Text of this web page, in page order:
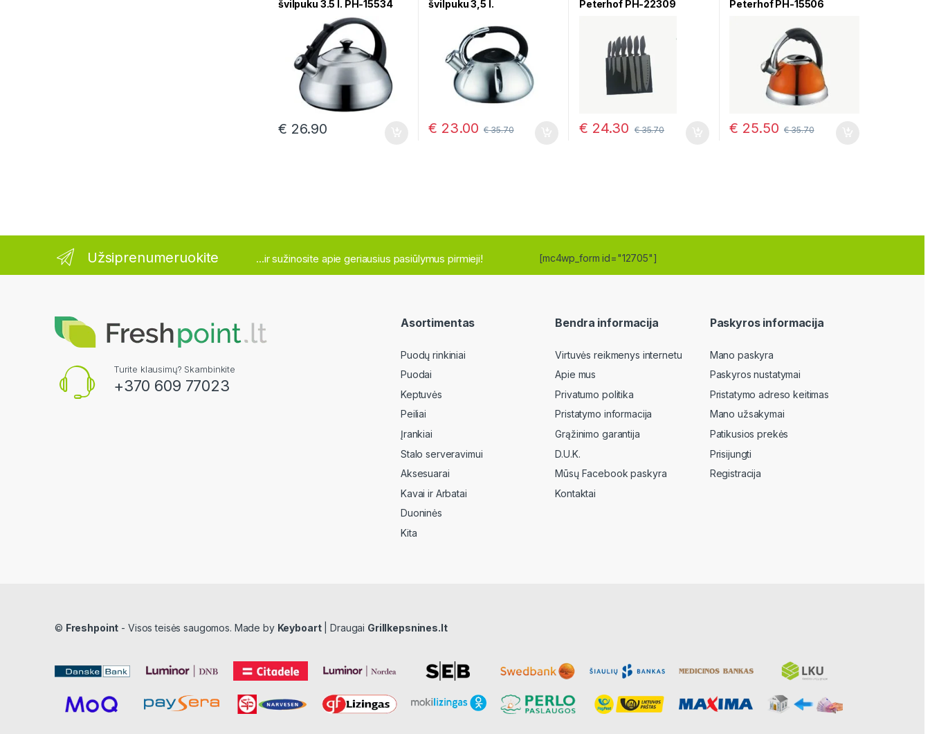
švilpuku 3.5 l. PH-15534
€ 26.90
švilpuku 3,5 l.
€ 23.00 €35.70
Peterhof PH-22309
€ 24.30 €35.70
Peterhof PH-15506
€ 25.50 €35.70
Užsiprenumeruokite ...ir sužinosite apie geriausius pasiūlymus pirmieji! [mc4wp_form id="12705"]
Turite klausimų? Skambinkite
+370 609 77023
Asortimentas
Puodų rinkiniai
Puodai
Keptuvės
Peiliai
Įrankiai
Stalo serveravimui
Aksesuarai
Kavai ir Arbatai
Duoninės
Kita
Bendra informacija
Virtuvės reikmenys internetu
Apie mus
Privatumo politika
Pristatymo informacija
Grąžinimo garantija
D.U.K.
Mūsų Facebook paskyra
Kontaktai
Paskyros informacija
Mano paskyra
Paskyros nustatymai
Pristatymo adreso keitimas
Mano užsakymai
Patikusios prekės
Prisijungti
Registracija
© Freshpoint - Visos teisės saugomos. Made by Keyboart| Draugai Grillkepsnines.lt